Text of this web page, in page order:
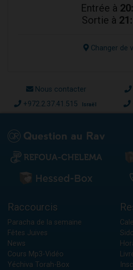
Entrée à
Sortie à
Changer de
Nous contacter
+972.2.37.41.515 Israël
Raccourcis
Paracha de la semaine
Fêtes Juives
News
Cours Mp3-Vidéo
Yéchiva Torah-Box